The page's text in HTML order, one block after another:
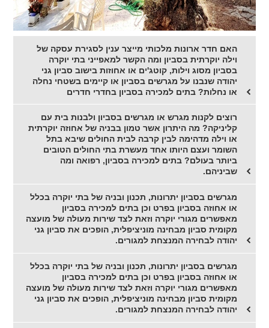
האם חדר ארונות מלכותי מייצר ענין לסגירת עסקה של
וילה יוקרתית בסביון ומה הקשר למאפייני בתי יוקרה
בסביון מסוג וילות, קוטג'ים או אחוזות בישוב סביון גני
יהודה שנבנו על מגרשים בסביון או קיימים בשטחי נחלה
או נחלות? בתים למכירה בסביון בחדרי חדרים
רוצים לקנות מגרש או מגרשים בסביון ולבנות בית עם
קליניקה? מה היתרון אשר טמון בבניה של אחוזה יוקרתית
או וילה מדהימה לבין קרבה לבית החולים שיבא בתל
השומר ועצם היותו אחד מעשרת בתי החולים הטובים
ביותר בעולם? בתים למכירה בסביון, רפואה ומה
שביניהם.
מגרשים בסביון יתרונות, תכנון ובניה של בתי יוקרה בכלל
או אחוזה בסביון בפרט וכן בתים למכירה בסביון
מאפשרים מגורי יוקרה וזאת לצד שירות מעולה של מועצה
מקומית סביון מבחינה מוניציפלית, הופכים את סביון גני
יהודה לבחירה המנצחת למגורים.
מגרשים בסביון יתרונות, תכנון ובניה של בתי יוקרה בכלל
או אחוזה בסביון בפרט וכן בתים למכירה בסביון
מאפשרים מגורי יוקרה וזאת לצד שירות מעולה של מועצה
מקומית סביון מבחינה מוניציפלית, הופכים את סביון גני
יהודה לבחירה המנצחת למגורים.